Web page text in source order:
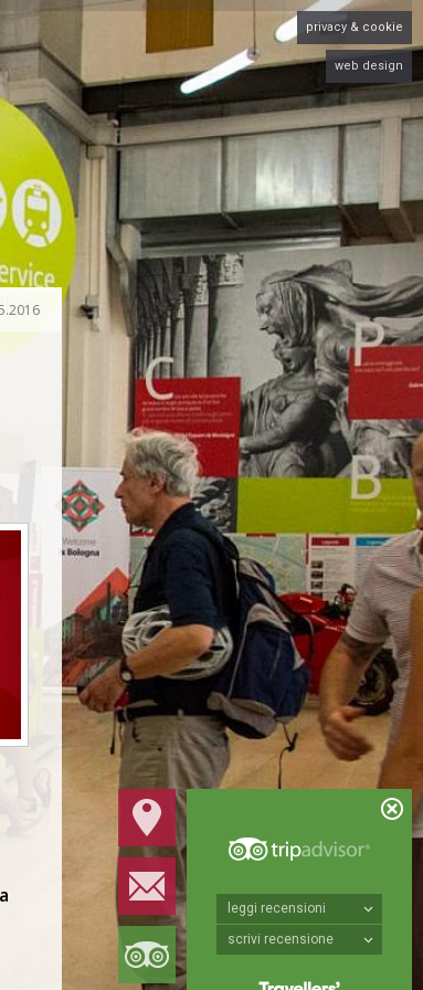
privacy & cookie
web design
leggi recensioni
scrivi recensione